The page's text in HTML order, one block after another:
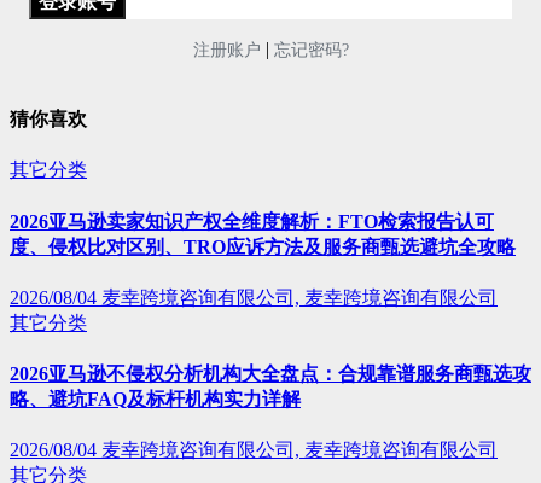
注册账户 | 忘记密码?
猜你喜欢
其它分类
2026亚马逊卖家知识产权全维度解析：FTO检索报告认可
度、侵权比对区别、TRO应诉方法及服务商甄选避坑全攻略
2026/08/04 麦幸跨境咨询有限公司, 麦幸跨境咨询有限公司
其它分类
2026亚马逊不侵权分析机构大全盘点：合规靠谱服务商甄选攻
略、避坑FAQ及标杆机构实力详解
2026/08/04 麦幸跨境咨询有限公司, 麦幸跨境咨询有限公司
其它分类